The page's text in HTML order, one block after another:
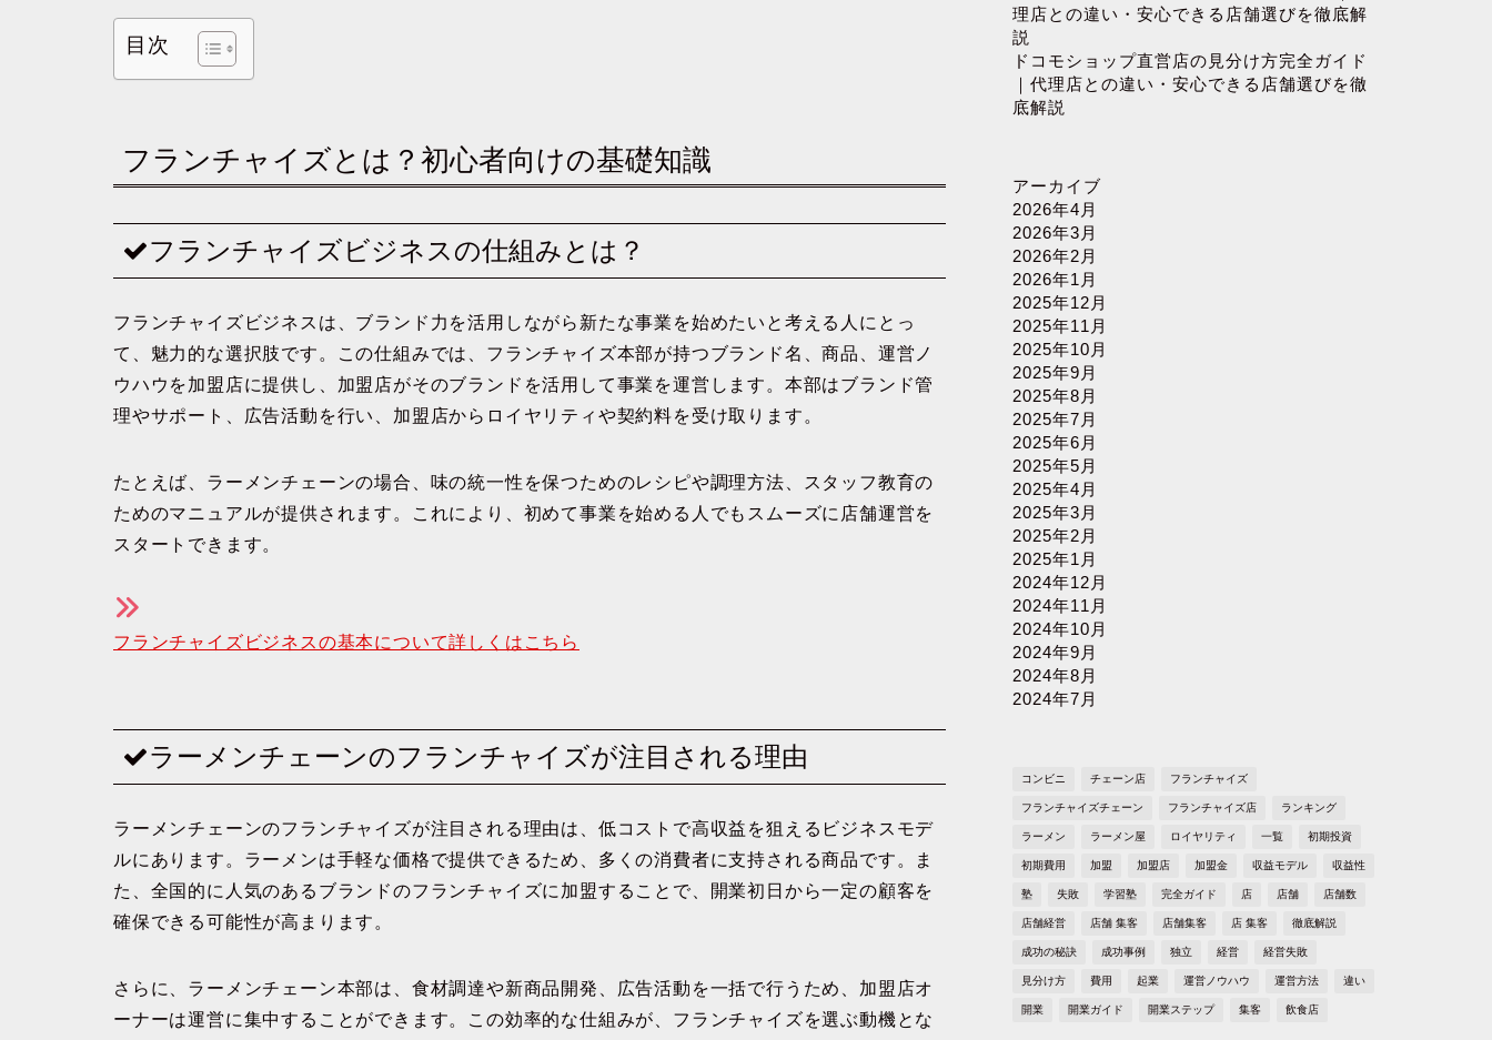
目次
フランチャイズとは？初心者向けの基礎知識
フランチャイズビジネスの仕組みとは？
フランチャイズビジネスは、ブランド力を活用しながら新たな事業を始めたいと考える人にとっ
て、魅力的な選択肢です。この仕組みでは、フランチャイズ本部が持つブランド名、商品、運営ノ
ウハウを加盟店に提供し、加盟店がそのブランドを活用して事業を運営します。本部はブランド管
理やサポート、広告活動を行い、加盟店からロイヤリティや契約料を受け取ります。
たとえば、ラーメンチェーンの場合、味の統一性を保つためのレシピや調理方法、スタッフ教育の
ためのマニュアルが提供されます。これにより、初めて事業を始める人でもスムーズに店舗運営を
スタートできます。
フランチャイズビジネスの基本について詳しくはこちら
ラーメンチェーンのフランチャイズが注目される理由
ラーメンチェーンのフランチャイズが注目される理由は、低コストで高収益を狙えるビジネスモデ
ルにあります。ラーメンは手軽な価格で提供できるため、多くの消費者に支持される商品です。ま
た、全国的に人気のあるブランドのフランチャイズに加盟することで、開業初日から一定の顧客を
確保できる可能性が高まります。
さらに、ラーメンチェーン本部は、食材調達や新商品開発、広告活動を一括で行うため、加盟店オ
ーナーは運営に集中することができます。この効率的な仕組みが、フランチャイズを選ぶ動機とな
理店との違い・安心できる店舗選びを徹底解
説
ドコモショップ直営店の見分け方完全ガイド
｜代理店との違い・安心できる店舗選びを徹
底解説
アーカイブ
2026年4月
2026年3月
2026年2月
2026年1月
2025年12月
2025年11月
2025年10月
2025年9月
2025年8月
2025年7月
2025年6月
2025年5月
2025年4月
2025年3月
2025年2月
2025年1月
2024年12月
2024年11月
2024年10月
2024年9月
2024年8月
2024年7月
コンビニ チェーン店 フランチャイズ
フランチャイズチェーン フランチャイズ店 ランキング
ラーメン ラーメン屋 ロイヤリティ 一覧 初期投資
初期費用 加盟 加盟店 加盟金 収益モデル 収益性
塾 失敗 学習塾 完全ガイド 店 店舗 店舗数
店舗経営 店舗 集客 店舗集客 店 集客 徹底解説
成功の秘訣 成功事例 独立 経営 経営失敗
見分け方 費用 起業 運営ノウハウ 運営方法 違い
開業 開業ガイド 開業ステップ 集客 飲食店